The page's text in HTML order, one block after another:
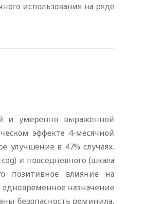
использования на ряде
и умеренно выраженной
эффекте 4-месячной
улучшение в 47% случаях.
и повседневного (шкала
позитивное влияние на
назначение
безопасность реминила,